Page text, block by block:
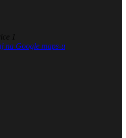
1
na Google maps-u